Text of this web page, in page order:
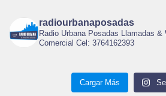
radiourbanaposadas
Radio Urbana Posadas Llamadas &
Comercial Cel: 3764162393
Cargar Más